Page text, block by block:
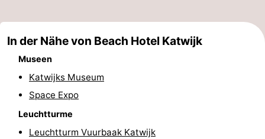
Spielplätze
-
Indoor-
Spielplätze
Experiences
Wellness-
Zentren
Dörfer
In der Nähe von Beach Hotel Katwijk
Museen
Katwijks Museum
Space Expo
Leuchtturme
Leuchtturm Vuurbaak Katwijk